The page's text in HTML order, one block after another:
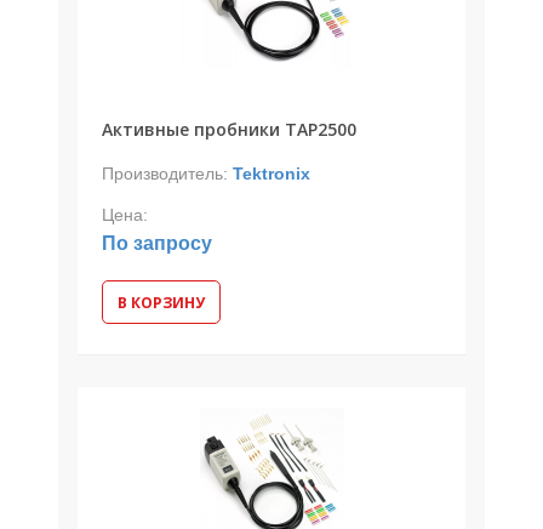
Активные пробники TAP2500
Производитель: Tektronix
Цена:
По запросу
В КОРЗИНУ